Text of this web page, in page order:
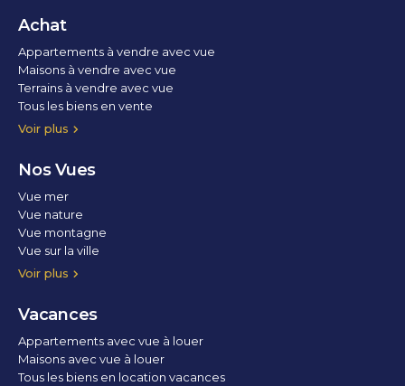
Achat
Voir plus
Appartements à vendre avec vue
Maisons à vendre avec vue
Terrains à vendre avec vue
Tous les biens en vente
Nos Vues
Voir plus
Vue mer
Vue nature
Vue montagne
Vue sur la ville
Vue parc
Vue fleuve
Vue lac
Vue marina / port
Vacances
Appartements avec vue à louer
Maisons avec vue à louer
Tous les biens en location vacances